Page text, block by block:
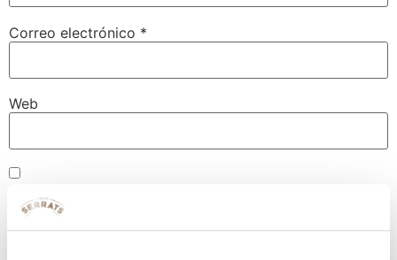
Correo electrónico *
Web
navegador para la próxima vez que comente.